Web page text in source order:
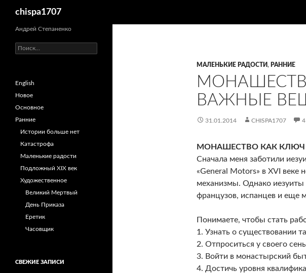
Перейти
содержимому
chispa1707
МАЛЕНЬКИЕ РАДОСТИ, РАННИЕ
ВАЖНЫЕ
31.01.2014 CHISPA1707
МОНАШЕСТВО КАК КЛЮЧ
Сначала меня заботили
«General Motors» в XVI
механизмы. Однако
французов, испанцев и еще
Понимаете, чтобы стать
1. Узнать о существовании
2. Отпроситься у своего
3. Войти в монастырский
4. Достичь уровня
Андрей Степаненко
Найти:
English
Новое
Основное
Ранние
Истории больше нет
Катастрофа
Маленькие радости
Подложный XIX век
Художественное
Великий Мертвый
День Приказа
Еретик
Часовщик
СВЕЖИЕ ЗАПИСИ